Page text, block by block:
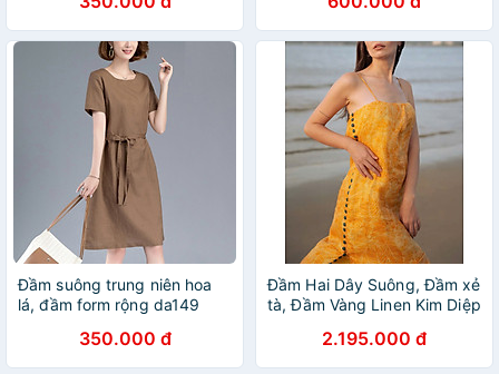
Đầm suông trung niên hoa
lá, đầm form rộng da149
350.000 đ
Đầm Hai Dây Suông, Đầm xẻ
tà, Đầm Vàng Linen Kim Diệp
2.195.000 đ